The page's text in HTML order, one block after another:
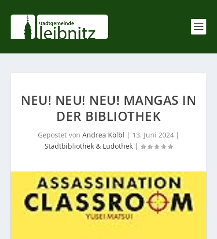
NEU! NEU! NEU! MANGAS IN
DER BIBLIOTHEK
Gepostet von Andrea Kölbl | 13. Juni 2024|
Stadtbibliothek & Ludothek |